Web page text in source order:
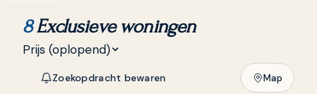
8 Exclusieve woningen
Prijs (oplopend)
Zoekopdracht bewaren
Map